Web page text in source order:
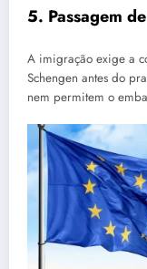
5. Passagem
A imigração exige a
Schengen antes do
nem permitem o